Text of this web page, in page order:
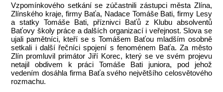
Vzpomínkového setkání se zúčastnili zástupci města Zlína,
Zlínského kraje, firmy Baťa, Nadace Tomáše Bati, firmy Lesy
a statky Tomáše Bati, příznivci Baťů z Klubu absolventů
Baťovy školy práce a dalších organizací i veřejnost. Slova se
ujali pamětníci, kteří se s Tomášem Baťou mladším osobně
setkali i další řečníci spojení s fenoménem Baťa. Za město
Zlín promluvil primátor Jiří Korec, který se ve svém projevu
netajil obdivem k práci Tomáše Bati juniora, pod jehož
vedením dosáhla firma Baťa svého největšího celosvětového
rozmachu.